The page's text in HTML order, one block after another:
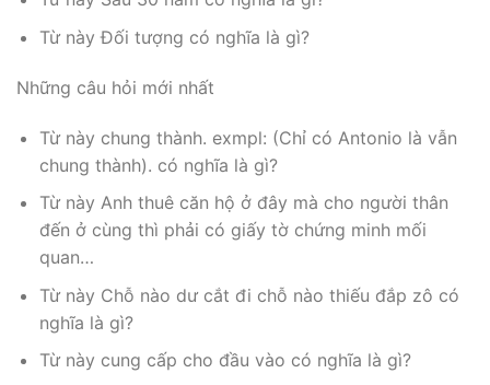
Từ này Đối tượng có nghĩa là gì?
Những câu hỏi mới nhất
Từ này chung thành. exmpl: (Chỉ có Antonio là vẫn
chung thành). có nghĩa là gì?
Từ này Anh thuê căn hộ ở đây mà cho người thân
đến ở cùng thì phải có giấy tờ chứng minh mối
quan…
Từ này Chỗ nào dư cắt đi chỗ nào thiếu đắp zô có
nghĩa là gì?
Từ này cung cấp cho đầu vào có nghĩa là gì?